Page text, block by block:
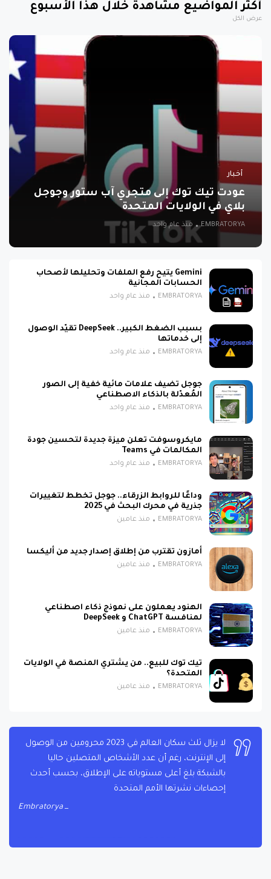
أكثر المواضيع مشاهدة خلال هذا الأسبوع
عرض الكل
أخبار
عودت تيك توك إلى متجري آب ستور وجوجل
بلاي في الولايات المتحدة
EMBRATORYA منذ عام واحد
Gemini يتيح رفع الملفات وتحليلها لأصحاب
الحسابات المجانية
EMBRATORYA منذ عام واحد
بسبب الضغط الكبير.. DeepSeek تقيّد الوصول
إلى خدماتها
EMBRATORYA منذ عام واحد
جوجل تضيف علامات مائية خفية إلى الصور
المُعدّلة بالذكاء الاصطناعي
EMBRATORYA منذ عام واحد
مايكروسوفت تعلن ميزة جديدة لتحسين جودة
المكالمات في Teams
EMBRATORYA منذ عام واحد
وداعًا للروابط الزرقاء.. جوجل تخطط لتغييرات
جذرية في محرك البحث في 2025
EMBRATORYA منذ عامين
أمازون تقترب من إطلاق إصدار جديد من أليكسا
EMBRATORYA منذ عامين
الهنود يعملون على نموذج ذكاء اصطناعي
لمنافسة ChatGPT و DeepSeek
EMBRATORYA منذ عامين
تيك توك للبيع.. من يشتري المنصة في الولايات
المتحدة؟
EMBRATORYA منذ عامين
لا يزال ثلث سكان العالم في 2023 محرومين من الوصول
إلى الإنترنت، رغم أن عدد الأشخاص المتصلين حاليا
بالشبكة بلغ أعلى مستوياته على الإطلاق، بحسب أحدث
إحصاءات نشرتها الأمم المتحدة
Embratorya